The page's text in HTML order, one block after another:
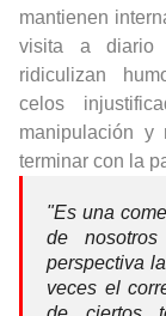
mantienen
visita a diario
ridiculizan
celos
manipulación y
terminar con la
"Es una
de
perspectiva
veces el